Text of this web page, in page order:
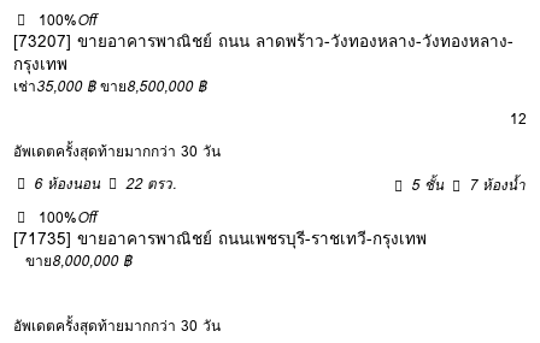
100%Off
[73207] ขายอาคารพาณิชย์ ถนน ลาดพร้าว-วังทองหลาง-วังทองหลาง-
กรุงเทพ
เช่า35,000 ฿ ขาย8,500,000 ฿
12
อัพเดตครั้งสุดท้ายมากกว่า 30 วัน
6 ห้องนอน
22 ตรว. 5 ชั้น
7 ห้องน้ำ
100%Off
[71735] ขายอาคารพาณิชย์ ถนนเพชรบุรี-ราชเทวี-กรุงเทพ
ขาย8,000,000 ฿
อัพเดตครั้งสุดท้ายมากกว่า 30 วัน